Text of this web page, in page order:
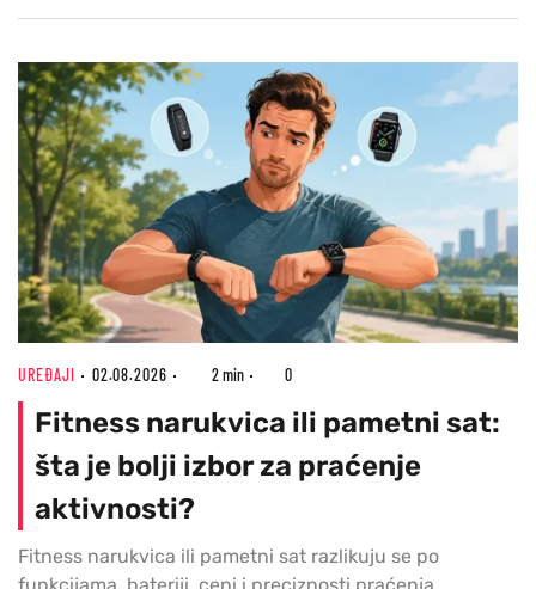
UREĐAJI 02.08.2026 2 min 0
Fitness narukvica ili pametni sat:
šta je bolji izbor za praćenje
aktivnosti?
Fitness narukvica ili pametni sat razlikuju se po